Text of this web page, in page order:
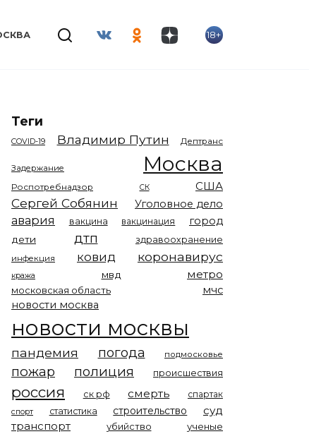
18+
Теги
COVID-19 Владимир Путин Дептранс
Задержание Москва
Роспотребнадзор СК США
Сергей Собянин Уголовное дело
авария вакцина вакцинация город
дети дтп здравоохранение
инфекция ковид коронавирус
кража мвд метро
московская область
мчс
новости москва
новости москвы
пандемия погода подмосковье
пожар полиция происшествия
россия ск рф смерть спартак
спорт статистика строительство
суд
транспорт
убийство ученые